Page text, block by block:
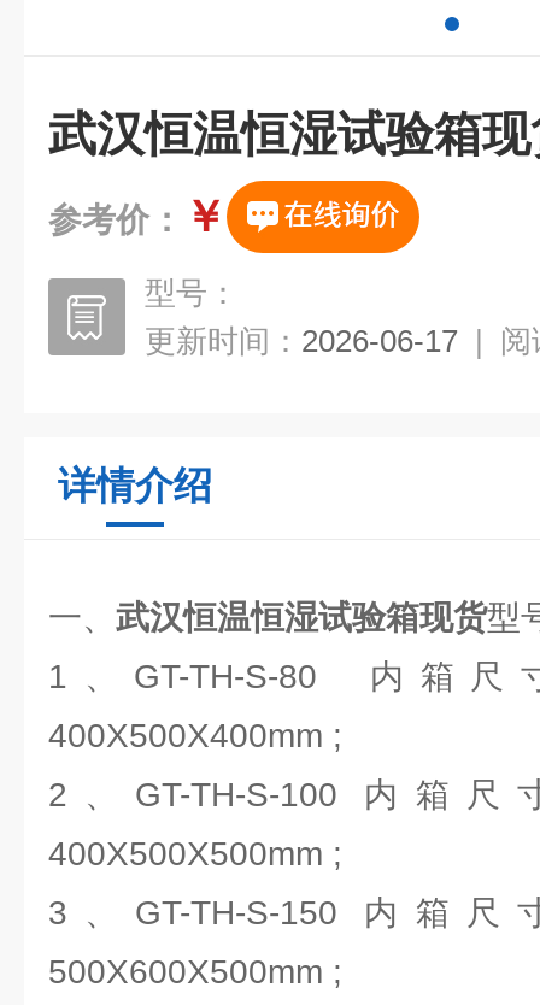
武汉恒温恒湿试验箱
参考价： ￥
型号：
更新时间： 2026-06-17 | 阅
详情介绍
一、 武汉恒温恒湿试验箱现货型
1、GT-TH-S-80 内箱
400X500X400mm ;
2、GT-TH-S-100 内箱
400X500X500mm ;
3、GT-TH-S-150 内箱
500X600X500mm ;